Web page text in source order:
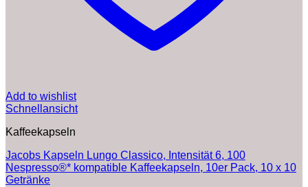
Add to wishlist
Schnellansicht
Kaffeekapseln
Jacobs Kapseln Lungo Classico, Intensität 6, 100
Nespresso®* kompatible Kaffeekapseln, 10er Pack, 10 x 10
Getränke